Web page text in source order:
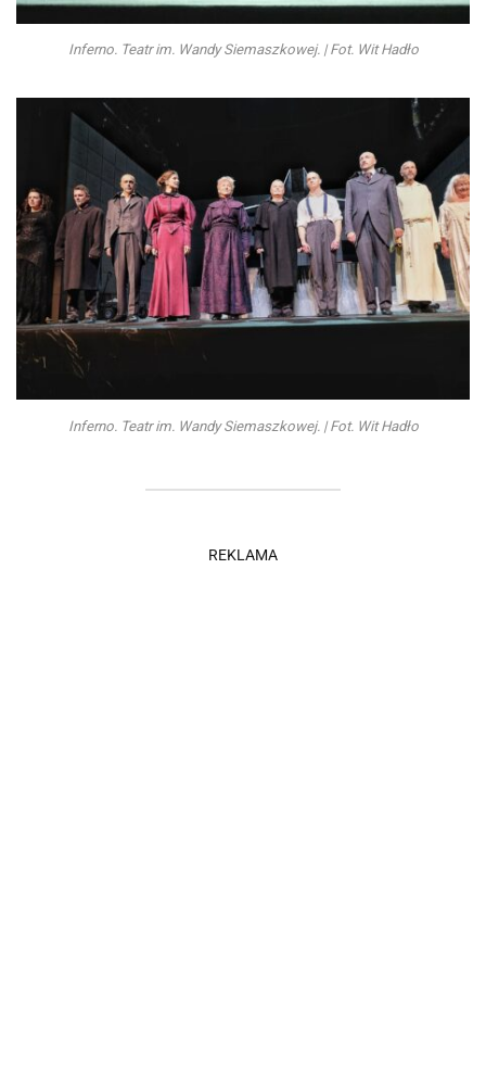
Inferno. Teatr im. Wandy Siemaszkowej. | Fot. Wit Hadło
Inferno. Teatr im. Wandy Siemaszkowej. | Fot. Wit Hadło
REKLAMA